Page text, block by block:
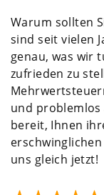
Warum sollten
sind seit vielen
genau, was wir
zufrieden zu
und
bereit, Ihnen
uns gleich jetzt!